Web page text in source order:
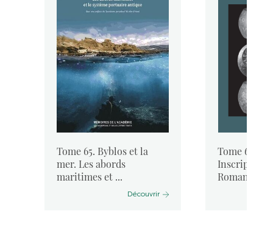
Tome 65. Byblos et la
mer. Les abords
maritimes et ...
Découvrir
Tome 64. «
Romanae ...